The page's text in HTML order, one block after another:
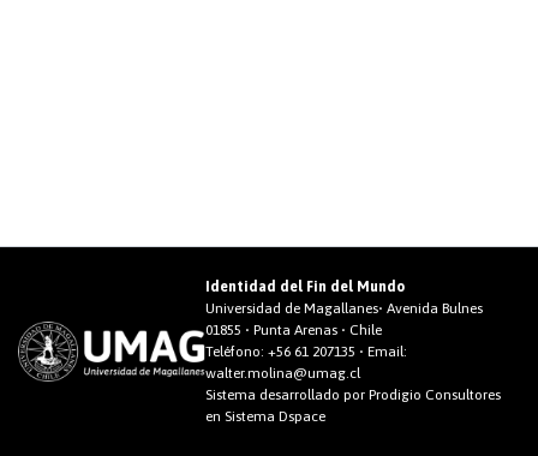
Identidad del Fin del Mundo
Universidad de Magallanes• Avenida Bulnes
01855 • Punta Arenas • Chile
Teléfono:+56 61 207135 • Email:
walter.molina@umag.cl
Sistema desarrollado por Prodigio Consultores
en Sistema Dspace